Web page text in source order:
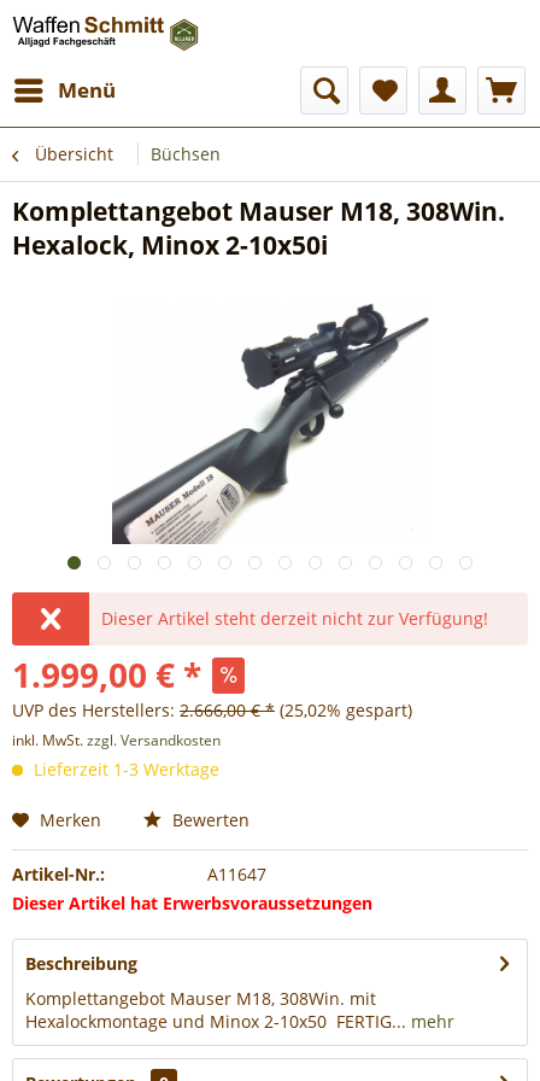
Menü
Übersicht Büchsen
Komplettangebot Mauser M18, 308Win.
Hexalock, Minox 2-10x50i
Dieser Artikel steht derzeit nicht zur Verfügung!
1.999,00 € *
UVP des Herstellers: 2.666,00 € * (25,02% gespart)
inkl. MwSt.zzgl. Versandkosten
Lieferzeit 1-3 Werktage
Merken Bewerten
Artikel-Nr.:
A11647
Dieser Artikel hat Erwerbsvoraussetzungen
Beschreibung
Komplettangebot Mauser M18, 308Win. mit
Hexalockmontage und Minox 2-10x50 FERTIG... mehr